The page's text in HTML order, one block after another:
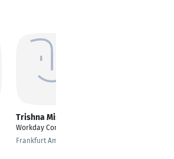
Trishna Mishra
Workday Consultant
Frankfurt Am Main